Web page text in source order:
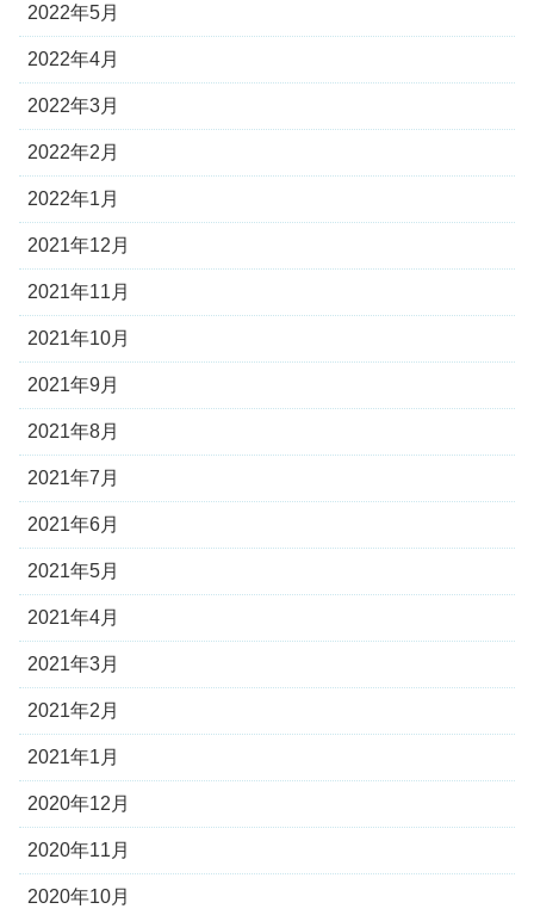
2022年5月
2022年4月
2022年3月
2022年2月
2022年1月
2021年12月
2021年11月
2021年10月
2021年9月
2021年8月
2021年7月
2021年6月
2021年5月
2021年4月
2021年3月
2021年2月
2021年1月
2020年12月
2020年11月
2020年10月